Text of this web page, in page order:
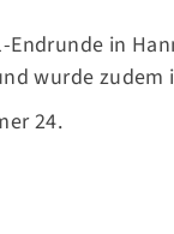
in
wurde
24.